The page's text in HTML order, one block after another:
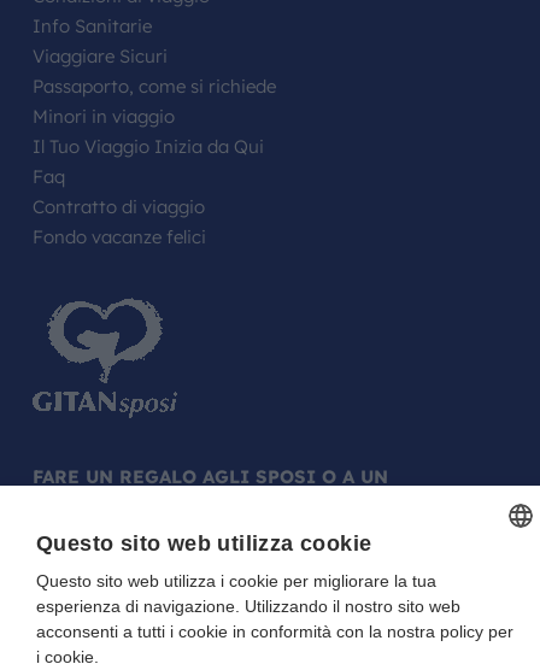
Info Sanitarie
Viaggiare Sicuri
Passaporto, come si richiede
Minori in viaggio
Il Tuo Viaggio Inizia da Qui
Faq
Contratto di viaggio
Fondo vacanze felici
FARE UN REGALO AGLI SPOSI O A UN
La tua Lista in Viaggio…
Questo sito web utilizza cookie
Questo sito web utilizza i cookie per migliorare la tua
esperienza di navigazione. Utilizzando il nostro sito web
acconsenti a tutti i cookie in conformità con la nostra policy per
i cookie.